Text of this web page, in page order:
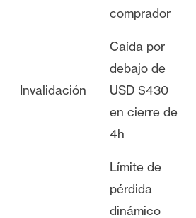
comprador
Invalidación
Caída por
debajo de
USD $430
en cierre de
4h
Límite de
pérdida
dinámico